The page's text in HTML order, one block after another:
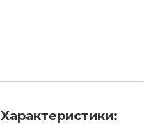
Характеристики: